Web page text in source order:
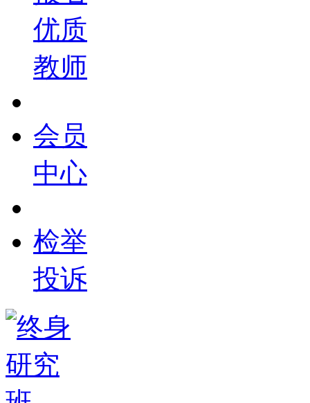
优质
教师
会员
中心
检举
投诉